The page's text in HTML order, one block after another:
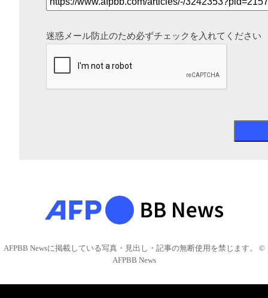
迷惑メール防止のため必ずチェックを入れてください
AFPBB Newsに掲載している写真・見出し・記事の無断使用を禁じます。 ©
AFPBB News